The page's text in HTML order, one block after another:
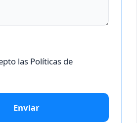
las Políticas de
Enviar